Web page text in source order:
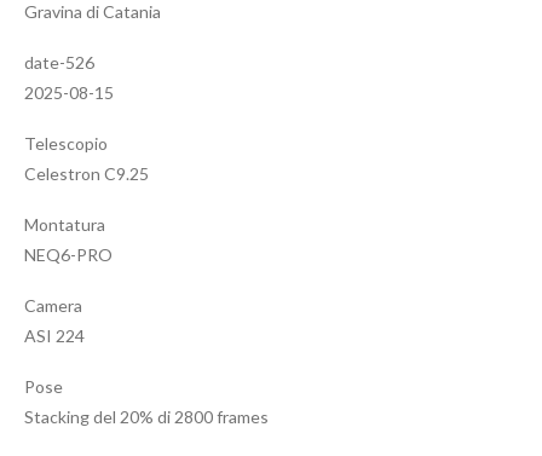
Gravina di Catania
date-526
2025-08-15
Telescopio
Celestron C9.25
Montatura
NEQ6-PRO
Camera
ASI 224
Pose
Stacking del 20% di 2800 frames